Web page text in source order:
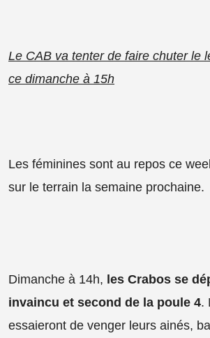
Le CAB va tenter de faire chuter le
ce dimanche à 15h
Les féminines sont au repos ce
sur le terrain la semaine prochaine.
Dimanche à 14h, les Crabos se
invaincu et second de la poule 4.
essaieront de venger leurs ainés,